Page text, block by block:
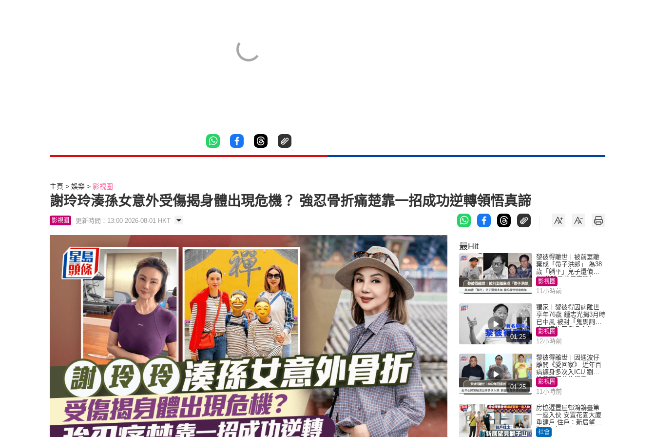
主頁 娛樂 影視圈
謝玲玲湊孫女意外受傷揭身體出現危機？ 強忍骨折痛楚靠一招成功逆轉領悟真諦
影視圈 更新時間：13:00 2026-08-01 HKT
最Hit
黎彼得離世丨被前妻離
棄成「帶子洪郎」 為38
歲「躺平」兒子還債多
年 曾盼尋伴侶度晚年
影視圈
11小時前
01:25
獨家丨黎彼得因病離世
享年76歲 鍾志光揭3月時
已中風 被封「鬼馬詞
人」與許冠傑多合作
影視圈
12小時前
01:25
黎彼得離世丨因通波仔
離開《愛回家》 近年百
病纏身多次入ICU 劉鑾
雄黃宗澤曾施援手
影視圈
11小時前
房協遷置屋邨鴻鵠臺第
一座入伙 安置花園大廈
重建戶 住戶：新居望見
獅子山好開心！
社會